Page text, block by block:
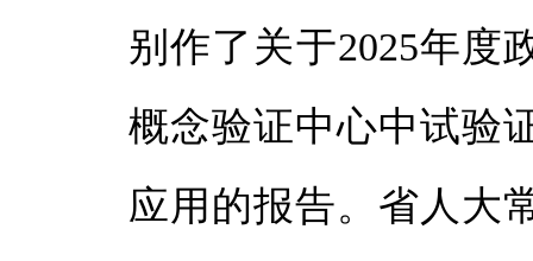
别作了关于2025年度
概念验证中心中试验
应用的报告。省人大